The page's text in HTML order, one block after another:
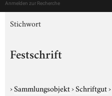
Anmelden zur Recherche
Stichwort
Festschrift
›Sammlungsobjekt›Schriftgut›